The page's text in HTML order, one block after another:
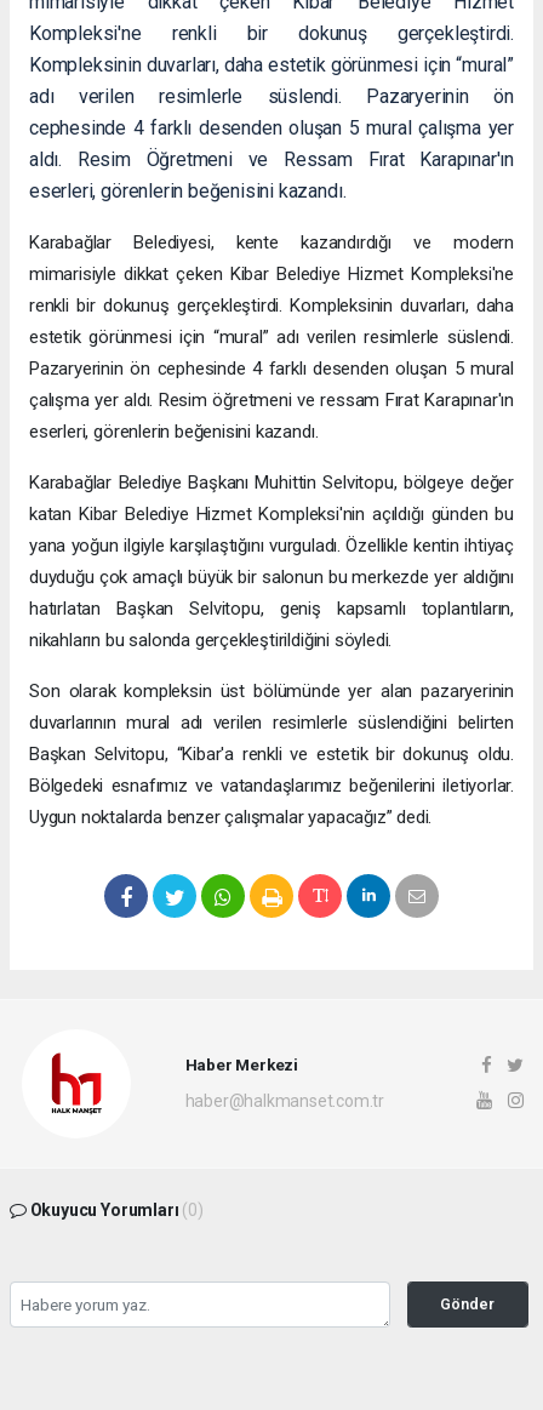
Kompleksi'ne renkli bir dokunuş gerçekleştirdi.
Kompleksinin duvarları, daha estetik görünmesi için “mural”
adı verilen resimlerle süslendi. Pazaryerinin ön
cephesinde 4 farklı desenden oluşan 5 mural çalışma yer
aldı. Resim Öğretmeni ve Ressam Fırat Karapınar'ın
eserleri, görenlerin beğenisini kazandı.
Karabağlar Belediyesi, kente kazandırdığı ve modern
mimarisiyle dikkat çeken Kibar Belediye Hizmet Kompleksi'ne
renkli bir dokunuş gerçekleştirdi. Kompleksinin duvarları, daha
estetik görünmesi için “mural” adı verilen resimlerle süslendi.
Pazaryerinin ön cephesinde 4 farklı desenden oluşan 5 mural
çalışma yer aldı. Resim öğretmeni ve ressam Fırat Karapınar'ın
eserleri, görenlerin beğenisini kazandı.
Karabağlar Belediye Başkanı Muhittin Selvitopu, bölgeye değer
katan Kibar Belediye Hizmet Kompleksi'nin açıldığı günden bu
yana yoğun ilgiyle karşılaştığını vurguladı. Özellikle kentin ihtiyaç
duyduğu çok amaçlı büyük bir salonun bu merkezde yer aldığını
hatırlatan Başkan Selvitopu, geniş kapsamlı toplantıların,
nikahların bu salonda gerçekleştirildiğini söyledi.
Son olarak kompleksin üst bölümünde yer alan pazaryerinin
duvarlarının mural adı verilen resimlerle süslendiğini belirten
Başkan Selvitopu, “Kibar'a renkli ve estetik bir dokunuş oldu.
Bölgedeki esnafımız ve vatandaşlarımız beğenilerini iletiyorlar.
Uygun noktalarda benzer çalışmalar yapacağız” dedi.
Haber Merkezi
haber@halkmanset.com.tr
Okuyucu Yorumları (0)
Gönder